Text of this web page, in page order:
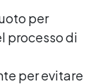
per
processo di
per evitare